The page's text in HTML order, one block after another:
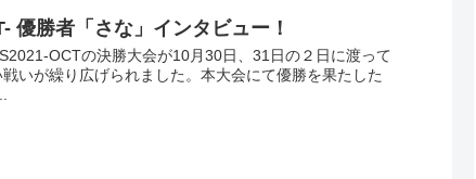
優勝者「さな」インタビュー！
OCTの決勝大会が10月30日、31日の２日に渡って
いが繰り広げられました。本大会にて優勝を果たした